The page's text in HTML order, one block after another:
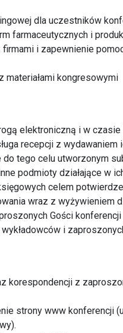
dla uczestników
farmaceutycznych i
firmami i zapewnienie
materiałami kongresowymi
elektroniczną i w
recepcji z
tego celu utworzonym
podmioty działające w
celem
wraz z wyżywieniem
Gości
i
korespondencji z
strony www konferencji